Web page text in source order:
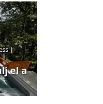
|
el a